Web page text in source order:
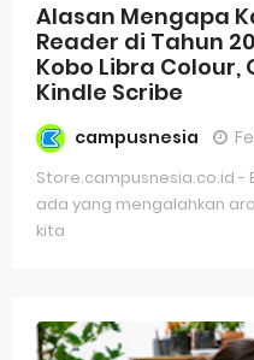
Alasan Mengapa
Reader di Tahun
Kobo Libra Colour,
Kindle Scribe
campusnesia
Store.campusnesia.co.id -
ada yang mengalahkan
kita